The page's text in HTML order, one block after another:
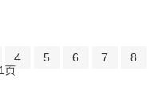
4 5 6 7 8
页